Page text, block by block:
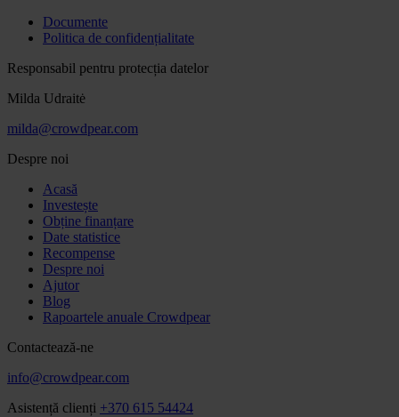
Documente
Politica de confidențialitate
Responsabil pentru protecția datelor
Milda Udraitė
milda@crowdpear.com
Despre noi
Acasă
Investește
Obține finanțare
Date statistice
Recompense
Despre noi
Ajutor
Blog
Rapoartele anuale Crowdpear
Contactează-ne
info@crowdpear.com
Asistență clienți +370 615 54424